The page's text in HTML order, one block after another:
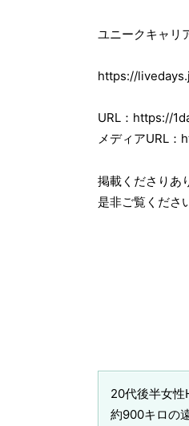
ユニークキャリ
https://
URL：https://
メディアURL
掲載くださりあ
是非ご覧くださ
20代後半女
約900キロの